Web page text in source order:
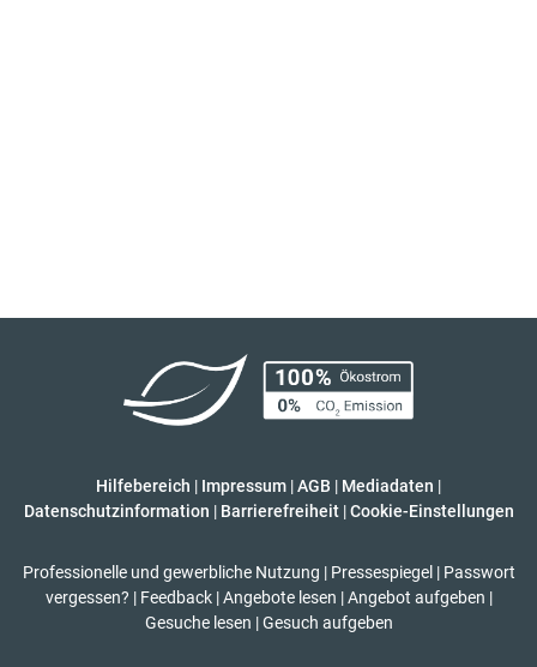
Hilfebereich | Impressum |AGB | Mediadaten |
Datenschutzinformation | Barrierefreiheit | Cookie-Einstellungen
Professionelle und gewerbliche Nutzung | Pressespiegel | Passwort
vergessen? | Feedback | Angebote lesen | Angebot aufgeben |
Gesuche lesen | Gesuch aufgeben